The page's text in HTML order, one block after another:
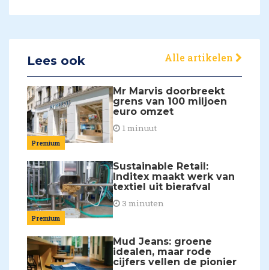
Lees ook Alle artikelen
Premium
Mr Marvis doorbreekt
grens van 100 miljoen
euro omzet
1 minuut
Premium
Sustainable Retail:
Inditex maakt werk van
textiel uit bierafval
3 minuten
Mud Jeans: groene
idealen, maar rode
cijfers vellen de pionier